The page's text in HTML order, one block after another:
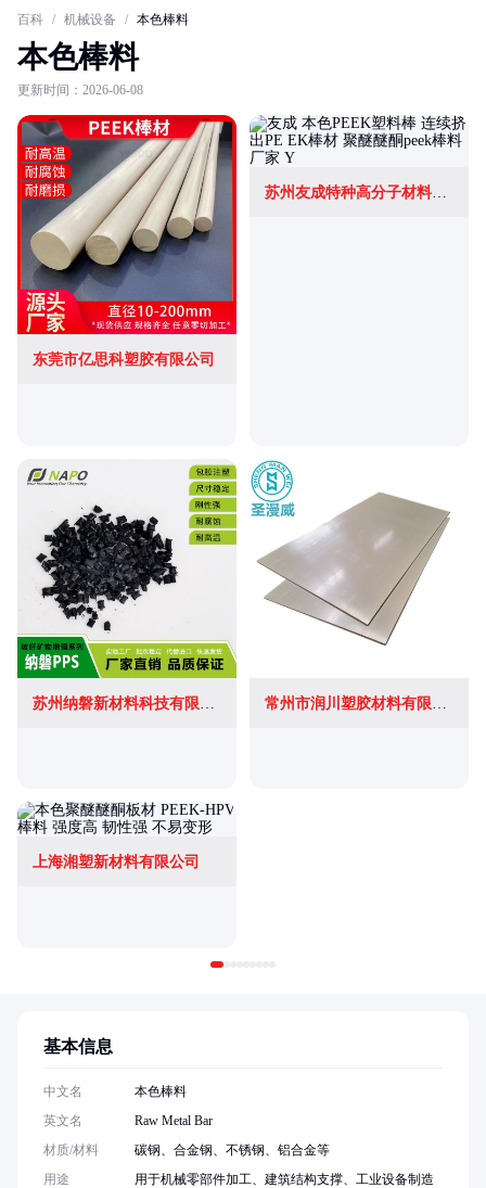
百科 / 机械设备 / 本色棒料
本色棒料
更新时间：2026-06-08
东莞市亿思科塑胶有限公司
苏州友成特种高分子材料有限公司
上海湘塑新材料有限公司
基本信息
中文名
本色棒料
英文名
Raw Metal Bar
材质/材料
碳钢、合金钢、不锈钢、铝合金等
用途
用于机械零部件加工、建筑结构支撑、工业设备制造